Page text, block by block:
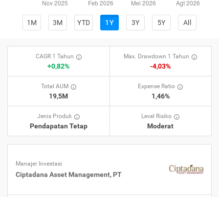
1M 3M YTD 1Y 3Y 5Y All
CAGR 1 Tahun
+0,82%
Max. Drawdown 1 Tahun
-4,03%
Total AUM
19,5M
Expense Ratio
1,46%
Jenis Produk
Pendapatan Tetap
Level Risiko
Moderat
Manajer Investasi
Ciptadana Asset Management, PT